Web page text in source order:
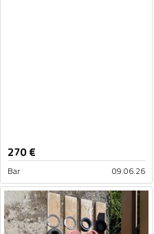
270€
Bar 09.06.26